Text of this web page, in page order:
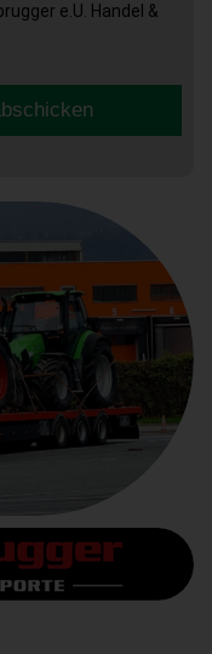
e.U. Handel &